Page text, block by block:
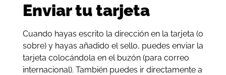
Enviar tu tarjeta
Cuando hayas escrito la dirección en la tarjeta (o
sobre) y hayas añadido el sello, puedes enviar la
tarjeta colocándola en el buzón (para correo
internacional). También puedes ir directamente a